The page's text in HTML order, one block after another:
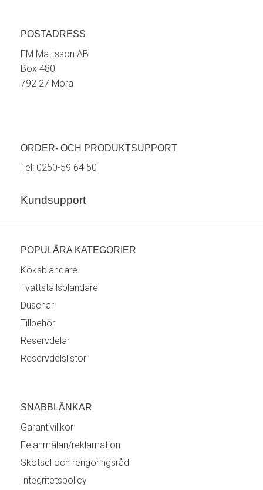
POSTADRESS
FM Mattsson AB
Box 480
792 27 Mora
ORDER- OCH PRODUKTSUPPORT
Tel: 0250-59 64 50
Kundsupport
POPULÄRA KATEGORIER
Köksblandare
Tvättställsblandare
Duschar
Tillbehör
Reservdelar
Reservdelslistor
SNABBLÄNKAR
Garantivillkor
Felanmälan/reklamation
Skötsel och rengöringsråd
Integritetspolicy